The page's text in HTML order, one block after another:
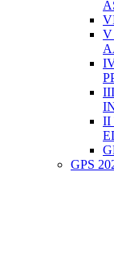
V
II
GPS